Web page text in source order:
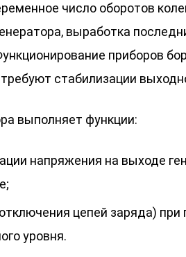
число оборотов
выработка
приборов
стабилизации
выполняет функции:
напряжения на выходе
цепей заряда)
уровня.